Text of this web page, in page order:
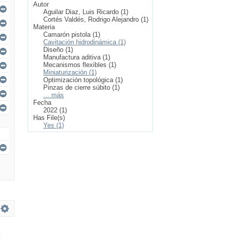
Autor
Aguilar Diaz, Luis Ricardo (1)
Cortés Valdés, Rodrigo Alejandro (1)
Materia
Camarón pistola (1)
Cavitación hidrodinámica (1)
Diseño (1)
Manufactura aditiva (1)
Mecanismos flexibles (1)
Miniaturización (1)
Optimización topológica (1)
Pinzas de cierre súbito (1)
... más
Fecha
2022 (1)
Has File(s)
Yes (1)